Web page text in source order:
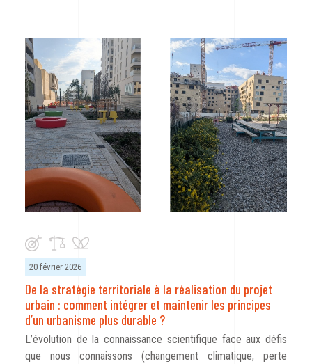
20 février 2026
De la stratégie territoriale à la réalisation du projet
urbain : comment intégrer et maintenir les principes
d’un urbanisme plus durable ?
L’évolution de la connaissance scientifique face aux défis
que nous connaissons (changement climatique, perte